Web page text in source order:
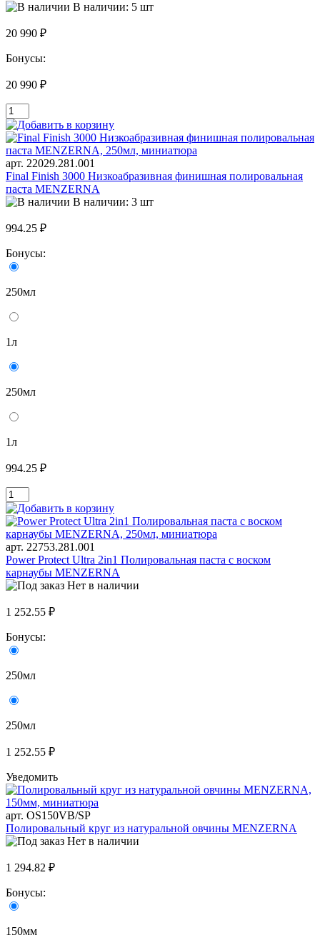
В наличии: 5 шт
20 990 ₽
Бонусы:
20 990 ₽
арт. 22029.281.001
Final Finish 3000 Низкоабразивная финишная полировальная
паста MENZERNA
В наличии: 3 шт
994.25 ₽
Бонусы:
250мл
1л
250мл
1л
994.25 ₽
арт. 22753.281.001
Power Protect Ultra 2in1 Полировальная паста с воском
карнаубы MENZERNA
Нет в наличии
1 252.55 ₽
Бонусы:
250мл
250мл
1 252.55 ₽
Уведомить
арт. OS150VB/SP
Полировальный круг из натуральной овчины MENZERNA
Нет в наличии
1 294.82 ₽
Бонусы:
150мм